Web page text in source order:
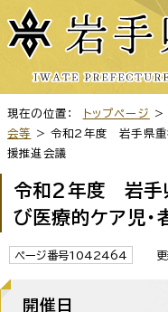
現在の位置： トップページ >
会等
> 令和2年度 岩手県重
援推進会議
令和2年度 岩手
び医療的ケア児・
ページ番号1042464 更
開催日